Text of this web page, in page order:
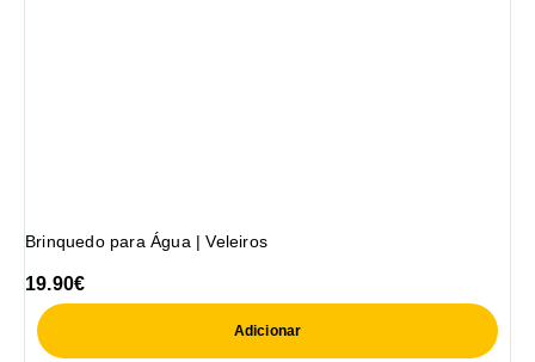
Brinquedo para Água | Veleiros
19.90€
Adicionar